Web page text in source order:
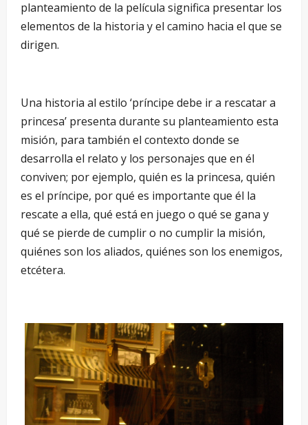
planteamiento de la película significa presentar los
elementos de la historia y el camino hacia el que se
dirigen.
Una historia al estilo ‘príncipe debe ir a rescatar a
princesa’ presenta durante su planteamiento esta
misión, para también el contexto donde se
desarrolla el relato y los personajes que en él
conviven; por ejemplo, quién es la princesa, quién
es el príncipe, por qué es importante que él la
rescate a ella, qué está en juego o qué se gana y
qué se pierde de cumplir o no cumplir la misión,
quiénes son los aliados, quiénes son los enemigos,
etcétera.